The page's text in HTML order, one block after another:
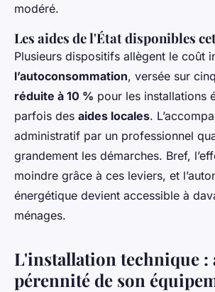
modéré.
Les aides de l'État disponibles
Plusieurs dispositifs allègent le coût
l’autoconsommation, versée sur
réduite à 10 % pour les installations
parfois des aides locales.
administratif par un professionnel
grandement les démarches. Bref,
moindre grâce à ces leviers, et
énergétique devient accessible à
ménages.
L'installation technique :
pérennité de son